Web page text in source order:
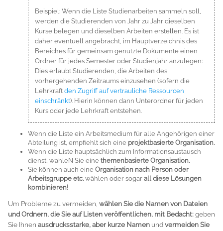
Beispiel: Wenn die Liste Studienarbeiten sammeln soll,
werden die Studierenden von Jahr zu Jahr dieselben
Kurse belegen und dieselben Arbeiten erstellen. Es ist
daher eventuell angebracht, im Hauptverzeichnis des
Bereiches für gemeinsam genutzte Dokumente einen
Ordner für jedes Semester oder Studienjahr anzulegen:
Dies erlaubt Studierenden, die Arbeiten des
vorhergehenden Zeitraums einzusehen (sofern die
Lehrkraft den Zugriff auf vertrauliche Ressourcen
einschränkt). Hierin können dann Unterordner für jeden
Kurs oder jede Lehrkraft entstehen.
Wenn die Liste ein Arbeitsmedium für alle Angehörigen einer
Abteilung ist, empfiehlt sich eine projektbasierte Organisation.
Wenn die Liste hauptsächlich zum Informationsaustausch
dienst, wähleN Sie eine themenbasierte Organisation.
Sie können auch eine Organisation nach Person oder
Arbeitsgruppe etc. wählen oder sogar all diese Lösungen
kombinieren!
Um Probleme zu vermeiden, wählen Sie die Namen von Dateien
und Ordnern, die Sie auf Listen veröffentlichen, mit Bedacht:geben
Sie Ihnen ausdrucksstarke, aber kurze Namen undvermeiden Sie